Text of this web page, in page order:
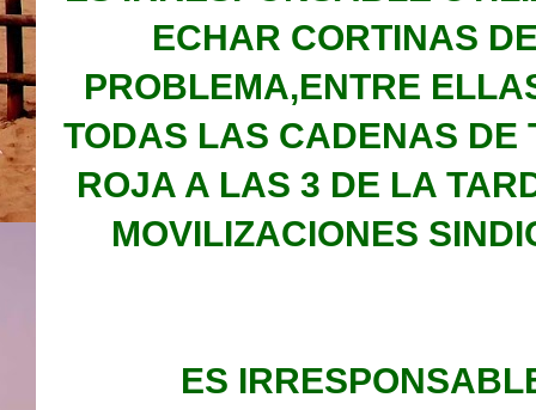
ECHAR CORTINAS
PROBLEMA,ENTRE
TODAS LAS CADENAS DE
ROJA A LAS 3 DE LA
MOVILIZACIONES
ES